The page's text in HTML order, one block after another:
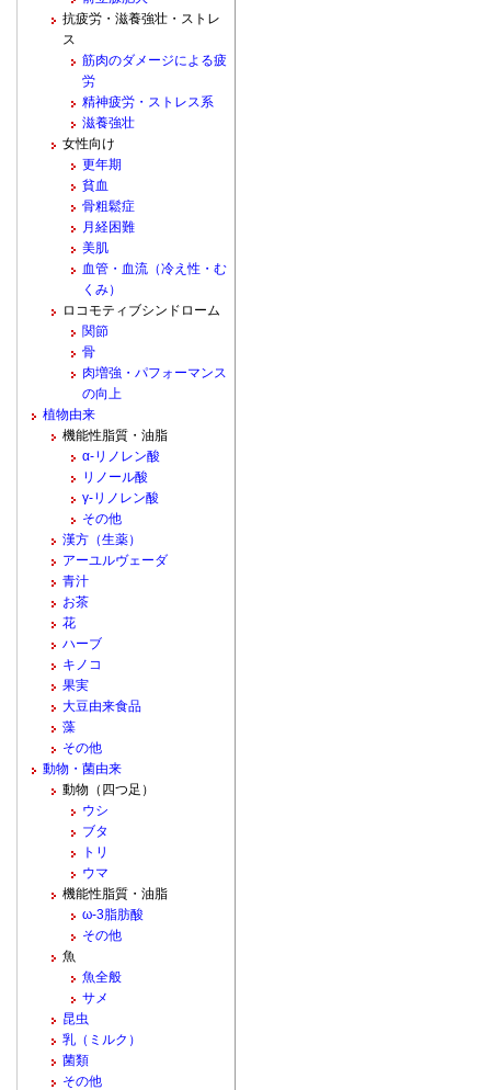
抗疲労・滋養強壮・ストレ
ス
筋肉のダメージによる疲
労
精神疲労・ストレス系
滋養強壮
女性向け
更年期
貧血
骨粗鬆症
月経困難
美肌
血管・血流（冷え性・む
くみ）
ロコモティブシンドローム
関節
骨
肉増強・パフォーマンス
の向上
植物由来
機能性脂質・油脂
α-リノレン酸
リノール酸
γ-リノレン酸
その他
漢方（生薬）
アーユルヴェーダ
青汁
お茶
花
ハーブ
キノコ
果実
大豆由来食品
藻
その他
動物・菌由来
動物（四つ足）
ウシ
ブタ
トリ
ウマ
機能性脂質・油脂
ω-3脂肪酸
その他
魚
魚全般
サメ
昆虫
乳（ミルク）
菌類
その他